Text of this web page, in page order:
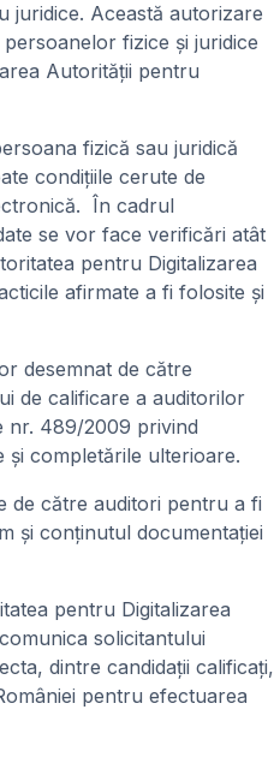
juridice. Această autorizare
fizice și juridice
Autorității pentru
fizică sau juridică
condiţiile cerute de
În cadrul
se vor face verificări atât
pentru Digitalizarea
afirmate a fi folosite şi
desemnat de către
de calificare a auditorilor
nr. 489/2009 privind
şi completările ulterioare.
de către auditori pentru a fi
şi conţinutul documentaţiei
pentru Digitalizarea
solicitantului
dintre candidaţii calificaţi,
pentru efectuarea